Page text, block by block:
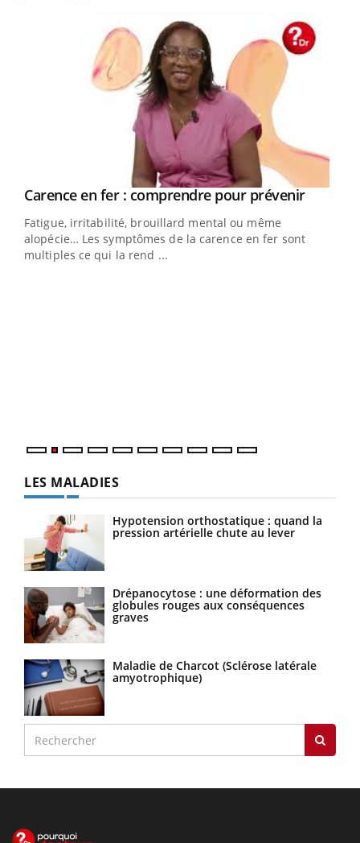
Youtube
Carence en fer : comprendre pour prévenirYoutube
Fatigue, irritabilité, brouillard mental ou même
alopécie… Les symptômes de la carence en fer sont
multiples ce qui la rend ...
LES MALADIES
Hypotension orthostatique : quand la
pression artérielle chute au lever
Drépanocytose : une déformation des
globules rouges aux conséquences
graves
Maladie de Charcot (Sclérose latérale
amyotrophique)